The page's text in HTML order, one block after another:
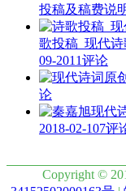
投稿及稿费说
歌投稿_现代
09-2011评论
论
2018-02-107评
Copyright ©